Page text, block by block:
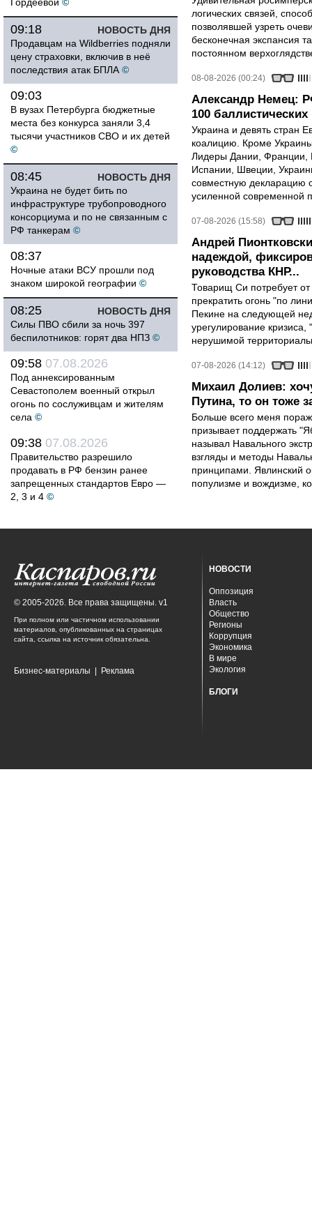
НОВОСТЬ ДНЯ
09:18
Продавцам на Wildberries подняли
цену страховки, включив в неё
последствия атак БПЛА ©
09:03
В вузах Петербурга бюджетные
места без конкурса заняли 3,4
тысячи участников СВО и их детей
©
НОВОСТЬ ДНЯ
08:45
Украина не будет бить по
инфраструктуре трубопроводного
консорциума и по не связанным с
РФ танкерам ©
08:37
Ночные атаки ВСУ прошли под
знаком широкой географии ©
НОВОСТЬ ДНЯ
08:25
Силы ПВО сбили за ночь 397
беспилотников: горят два НПЗ ©
09:58 07.08.2026
Под аннексированным
Севастополем военный открыл
огонь по сослуживцам и жителям
села ©
09:38 07.08.2026
Правительство разрешило
продавать в РФ бензин ранее
запрещенных стандартов Евро —
2, 3 и 4 ©
логических связей,
позволявшей узреть
бесконечная экспансия
постоянном
08-08-2026 (00:24)
Александр Немец:
100 баллистических
Украина и девять стран
коалицию. Кроме
Лидеры Дании, Франции,
Испании, Швеции,
совместную декларацию
усиленной современной
07-08-2026 (15:58)
Андрей
надеждой,
руководства КНР...
Товарищ Си потребует
прекратить огонь "по
Пекине на следующей
урегулирование
нерушимой
07-08-2026 (14:12)
Михаил Долиев:
Путина, то он тоже
Больше всего меня
призывает поддержать
называл Навального
взгляды и методы
принципами. Явлинский
популизме и вождизме,
© 2005-2026. Все права защищены. v1
При полном или частичном использовании
материалов, опубликованных на страницах
сайта, ссылка на источник обязательна.
Бизнес-материалы Реклама
НОВОСТИ
Оппозиция
Власть
Общество
Регионы
Коррупция
Экономика
В мире
Экология
БЛОГИ